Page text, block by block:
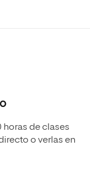
de clases
o verlas en